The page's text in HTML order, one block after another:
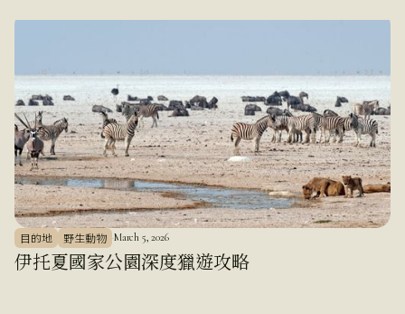
目的地 野生動物 ·March 5, 2026
伊托夏國家公園深度獵遊攻略